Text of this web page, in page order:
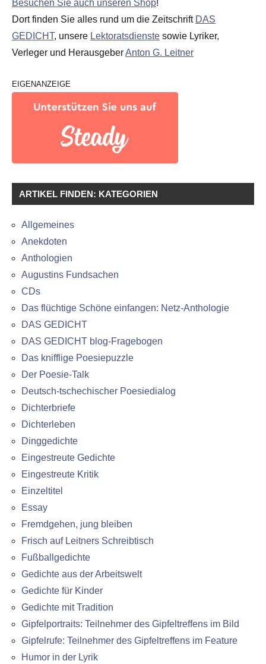
Besuchen Sie auch unseren Shop!
Dort finden Sie alles rund um die Zeitschrift DAS
GEDICHT, unsere Lektoratsdienste sowie Lyriker,
Verleger und HerausgeberAnton G. Leitner
EIGENANZEIGE
ARTIKEL FINDEN: KATEGORIEN
Allgemeines
Anekdoten
Anthologien
Augustins Fundsachen
CDs
Das flüchtige Schöne einfangen: Netz-Anthologie
DAS GEDICHT
DAS GEDICHT blog-Fragebogen
Das knifflige Poesiepuzzle
Der Poesie-Talk
Deutsch-tschechischer Poesiedialog
Dichterbriefe
Dichterleben
Dinggedichte
Eingestreute Gedichte
Eingestreute Kritik
Einzeltitel
Essay
Fremdgehen, jung bleiben
Frisch auf Leitners Schreibtisch
Fußballgedichte
Gedichte aus der Arbeitswelt
Gedichte für Kinder
Gedichte mit Tradition
Gipfelportraits: Teilnehmer des Gipfeltreffens im Bild
Gipfelrufe: Teilnehmer des Gipfeltreffens im Feature
Humor in der Lyrik